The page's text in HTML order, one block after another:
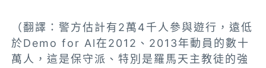
（翻譯：警方估計有2萬4千人參與遊行，遠低
於Demo for Al在2012、2013年動員的數十
萬人，這是保守派、特別是羅馬天主教徒的強